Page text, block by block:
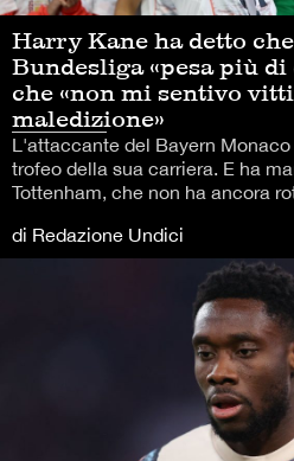
Harry Kane ha detto
Bundesliga «pesa più di
che «non mi sentivo
maledizione»
L'attaccante del Bayern
trofeo della sua carriera. E ha
Tottenham, che non ha ancora
di Redazione Undici